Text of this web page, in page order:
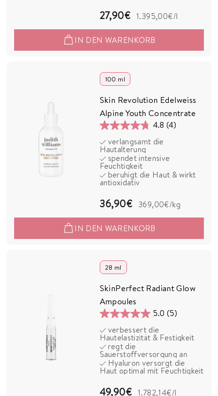
27,90€2
7
,
0
1.395,00€/l
IN DEN WARENKORB
100 ml
Skin Revolution Edelweiss
Alpine Youth Concentrate
4.8 (4)
4.8
von
5
Sternen.
4
verlangsamt die
Hautalterung
spendet intensive
Feuchtigkeit
beruhigt die Haut & wirkt
antioxidativ
36,90€3
6
,
369,00€/kg
IN DEN WARENKORB
28 ml
SkinPerfect Radiant Glow
Ampoules
5.0 (5)
5.0
von
5
Sternen.
5
verbessert die
Hautelastizität & Festigkeit
regt die
Sauerstoffversorgung an
Hyaluron versorgt die
Haut optimal mit Feuchtigkeit
49,90€4 1.782,14€/l